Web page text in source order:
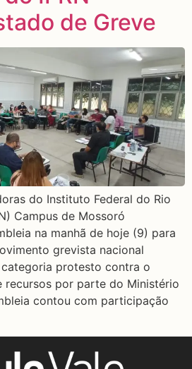
de Greve
do Instituto Federal do Rio
Campus de Mossoró
na manhã de hoje (9) para
grevista nacional
protesto contra o
recursos por parte do Ministério
contou com participação